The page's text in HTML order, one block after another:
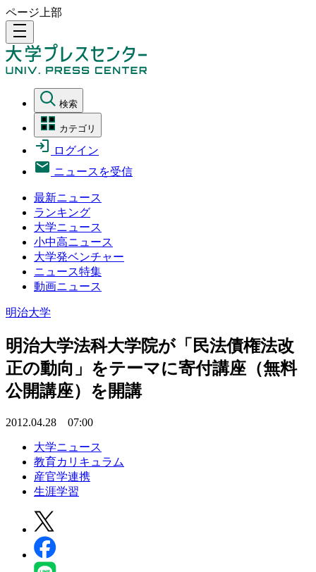
ページ上部
density_medium
検索
カテゴリ
ログイン
ニュースを受信
最新ニュース
ランキング
大学ニュース
小中高ニュース
大学発ベンチャー
ニュース特集
動画ニュース
明治大学
明治大学法科大学院が「民法債権法改
正の動向」をテーマに寄付講座（無料
公開講座）を開講
2012.04.28 07:00
大学ニュース
教育カリキュラム
産官学連携
生涯学習